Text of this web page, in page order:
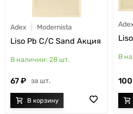
Adex Modernista
Liso Pb C/C Sand Акция
28 шт.
67 шт. 100